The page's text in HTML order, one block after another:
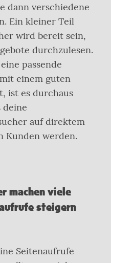
dann verschiedene
Ein kleiner Teil
wird bereit sein,
durchzulesen.
passende
einem guten
ist es durchaus
deine
auf direktem
Kunden werden.
machen viele
steigern
Seitenaufrufe